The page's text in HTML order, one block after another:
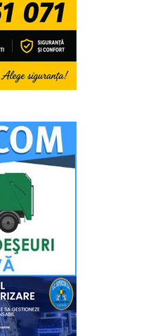
președintele Consiliului
Ștefan, care, acum, are
găeștenilor că CJD este
pe care fosta conducere a
județeană din motive de
și pe Google News